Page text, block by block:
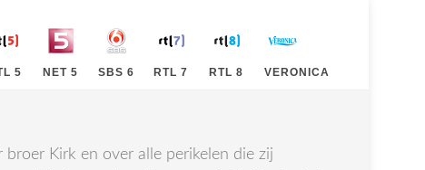
5 NET 5 SBS 6 RTL 7 RTL 8 VERONICA
Kirk en over alle perikelen die zij